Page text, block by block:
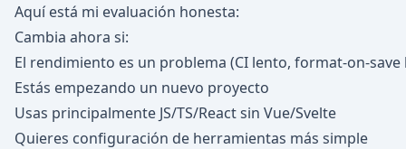
Aquí está mi evaluación honesta:
Cambia ahora si:
El rendimiento es un problema (CI lento, format-on-save
Estás empezando un nuevo proyecto
Usas principalmente JS/TS/React sin Vue/Svelte
Quieres configuración de herramientas más simple